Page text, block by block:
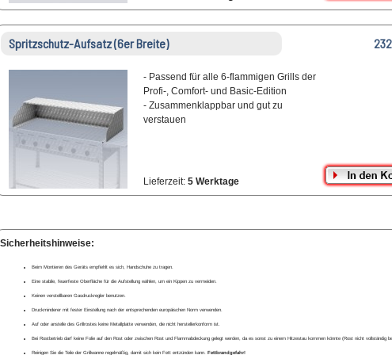
Spritzschutz-Aufsatz (6er Breite)
- Passend für alle 6-flammigen Grills der
Profi-, Comfort- und Basic-Edition
- Zusammenklappbar und gut zu
verstauen
Lieferzeit: 5 Werktage
Sicherheitshinweise:
Beim Montieren des Geräts empfiehlt es sich, Handschuhe zu tragen.
Eine stabile, feuerfeste Oberfläche für die Aufstellung wählen, um ein Kippen zu vermeiden.
Keinen verstellbaren Gasdruckregler benutzen.
Druckminderer mit fester Einstellung nach der entsprechenden europäischen Norm verwenden.
Auf oder anstelle des Grillrostes keine Metallplatte verwenden, die nicht herstellerkonform ist.
Bei Rostbetrieb darf keine Folie auf den Rost oder zwischen Rost und Flammabdeckung gelegt werden, da es sonst zu einem Hitzestau kommen könnte (Rost nicht vollständig
Reinigen Sie die Teile der Grillwanne regelmäßig, damit sich kein Fett entzünden kann. Fettbrandgefahr!